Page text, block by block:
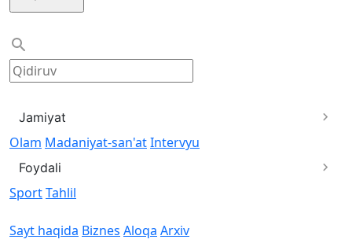
Jamiyat
Olam Madaniyat-san'atIntervyu
Foydali
SportTahlil
Sayt haqida Biznes Aloqa Arxiv